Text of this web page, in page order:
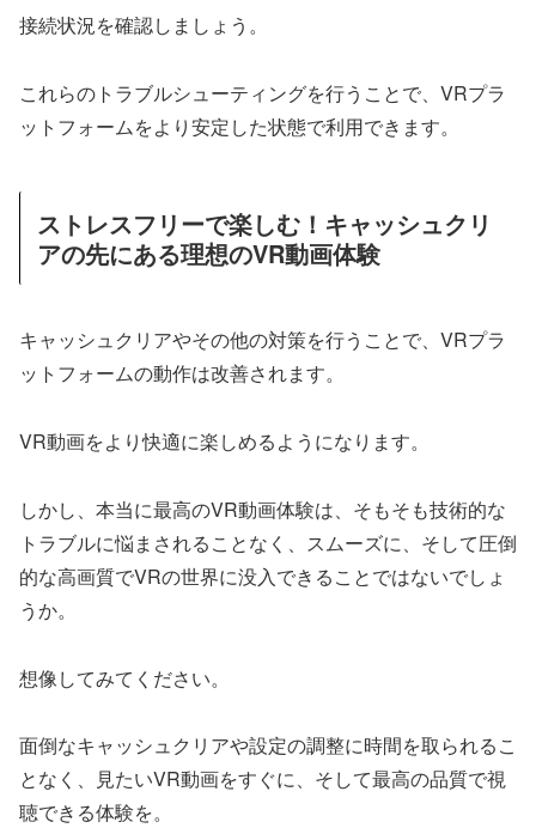
接続状況を確認しましょう。
これらのトラブルシューティングを行うことで、VRプラ
ットフォームをより安定した状態で利用できます。
ストレスフリーで楽しむ！キャッシュクリ
アの先にある理想のVR動画体験
キャッシュクリアやその他の対策を行うことで、VRプラ
ットフォームの動作は改善されます。
VR動画をより快適に楽しめるようになります。
しかし、本当に最高のVR動画体験は、そもそも技術的な
トラブルに悩まされることなく、スムーズに、そして圧倒
的な高画質でVRの世界に没入できることではないでしょ
うか。
想像してみてください。
面倒なキャッシュクリアや設定の調整に時間を取られるこ
となく、見たいVR動画をすぐに、そして最高の品質で視
聴できる体験を。